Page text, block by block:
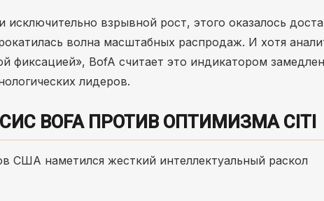
взрывной рост, этого оказалось
волна масштабных распродаж. И хотя
фиксацией», BofA считает это индикатором
лидеров.
BOFA ПРОТИВ ОПТИМИЗМА CITI
США наметился жесткий интеллектуальный раскол